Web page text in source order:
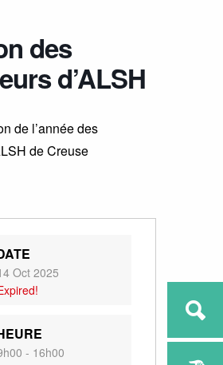
des
d’ALSH
de l’année des
de Creuse
Oct 2025
- 16h00